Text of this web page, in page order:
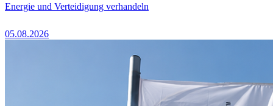
Energie und Verteidigung verhandeln
05.08.2026